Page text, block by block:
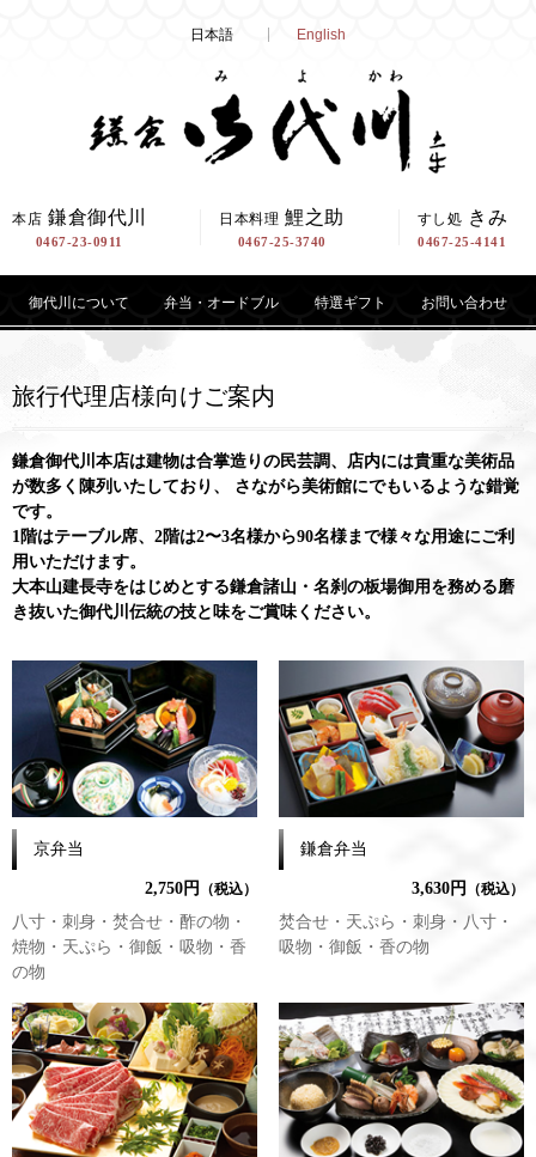
English
日本語
本店 鎌倉御代川
0467-23-0911
日本料理 鯉之助
0467-25-3740
すし処 きみ
0467-25-4141
御代川について 弁当・オードブル 特選ギフト お問い合わせ
旅行代理店様向けご案内
鎌倉御代川本店は建物は合掌造りの民芸調、店内には貴重な美術品
が数多く陳列いたしており、
さながら美術館にでもいるような錯覚
です。
1階はテーブル席、2階は2〜3名様から90名様まで様々な用途にご利
用いただけます。
大本山建長寺をはじめとする鎌倉諸山・名刹の板場御用を務める磨
き抜いた御代川伝統の技と味をご賞味ください。
京弁当
2,750円 （税込）
八寸・刺身・焚合せ・酢の物・
焼物・天ぷら・御飯・吸物・香
の物
鎌倉弁当
3,630円 （税込）
焚合せ・天ぷら・刺身・八寸・
吸物・御飯・香の物